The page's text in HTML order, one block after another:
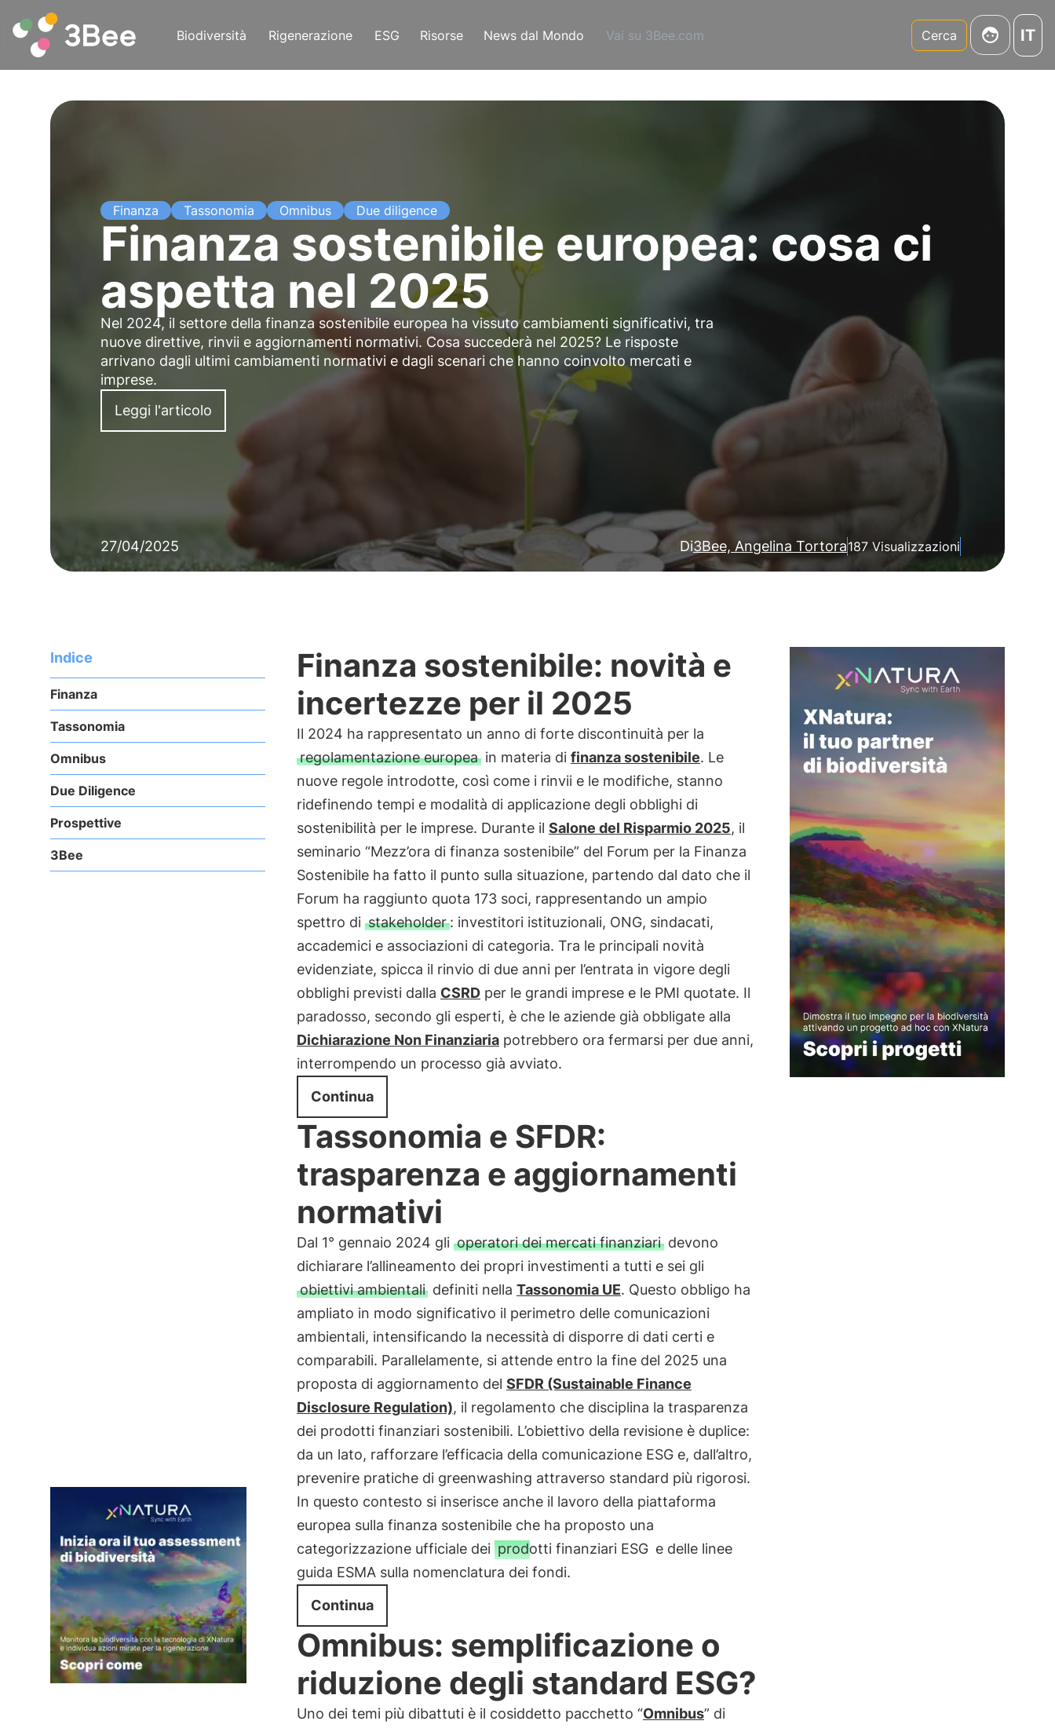
Biodiversità Rigenerazione ESG Risorse News dal Mondo Vai su 3Bee.com Cerca IT
Finanza Tassonomia Omnibus Due diligence
Finanza sostenibile europea: cosa ci
aspetta nel 2025
Nel 2024, il settore della finanza sostenibile europea ha vissuto cambiamenti significativi, tra
nuove direttive, rinvii e aggiornamenti normativi. Cosa succederà nel 2025? Le risposte
arrivano dagli ultimi cambiamenti normativi e dagli scenari che hanno coinvolto mercati e
imprese.
Leggi l'articolo
27/04/2025 Di3Bee, Angelina Tortora187 Visualizzazioni
Indice
Finanza
Tassonomia
Omnibus
Due Diligence
Prospettive
3Bee
Finanza sostenibile: novità e
incertezze per il 2025
Il 2024 ha rappresentato un anno di forte discontinuità per la
regolamentazione europeain materia di finanza sostenibile. Le
nuove regole introdotte, così come i rinvii e le modifiche, stanno
ridefinendo tempi e modalità di applicazione degli obblighi di
sostenibilità per le imprese. Durante il Salone del Risparmio 2025, il
seminario “Mezz’ora di finanza sostenibile” del Forum per la Finanza
Sostenibile ha fatto il punto sulla situazione, partendo dal dato che il
Forum ha raggiunto quota 173 soci, rappresentando un ampio
spettro di stakeholder: investitori istituzionali, ONG, sindacati,
accademici e associazioni di categoria. Tra le principali novità
evidenziate, spicca il rinvio di due anni per l’entrata in vigore degli
obblighi previsti dalla CSRDper le grandi imprese e le PMI quotate. Il
paradosso, secondo gli esperti, è che le aziende già obbligate alla
Dichiarazione Non Finanziariapotrebbero ora fermarsi per due anni,
interrompendo un processo già avviato.
Continua
Tassonomia e SFDR:
trasparenza e aggiornamenti
normativi
Dal 1° gennaio 2024 gli operatori dei mercati finanziaridevono
dichiarare l’allineamento dei propri investimenti a tutti e sei gli
obiettivi ambientali definiti nella Tassonomia UE. Questo obbligo ha
ampliato in modo significativo il perimetro delle comunicazioni
ambientali, intensificando la necessità di disporre di dati certi e
comparabili. Parallelamente, si attende entro la fine del 2025 una
proposta di aggiornamento del SFDR (Sustainable Finance
Disclosure Regulation), il regolamento che disciplina la trasparenza
dei prodotti finanziari sostenibili. L’obiettivo della revisione è duplice:
da un lato, rafforzare l’efficacia della comunicazione ESG e, dall’altro,
prevenire pratiche di greenwashing attraverso standard più rigorosi.
In questo contesto si inserisce anche il lavoro della piattaforma
europea sulla finanza sostenibile che ha proposto una
categorizzazione ufficiale dei prodotti finanziari ESG e delle linee
guida ESMA sulla nomenclatura dei fondi.
Continua
Omnibus: semplificazione o
riduzione degli standard ESG?
Uno dei temi più dibattuti è il cosiddetto pacchetto “Omnibus” di